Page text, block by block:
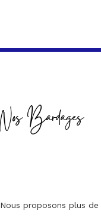
Nos Bardages
Nous proposons plus de